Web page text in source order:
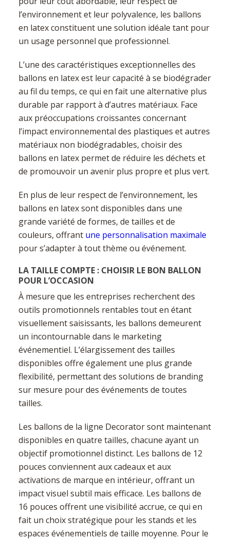
l’environnement et leur polyvalence, les ballons
en latex constituent une solution idéale tant pour
un usage personnel que professionnel.
L’une des caractéristiques exceptionnelles des
ballons en latex est leur capacité à se biodégrader
au fil du temps, ce qui en fait une alternative plus
durable par rapport à d’autres matériaux. Face
aux préoccupations croissantes concernant
l’impact environnemental des plastiques et autres
matériaux non biodégradables, choisir des
ballons en latex permet de réduire les déchets et
de promouvoir un avenir plus propre et plus vert.
En plus de leur respect de l’environnement, les
ballons en latex sont disponibles dans une
grande variété de formes, de tailles et de
couleurs, offrant une personnalisation maximale
pour s’adapter à tout thème ou événement.
LA TAILLE COMPTE : CHOISIR LE BON BALLON
POUR L’OCCASION
À mesure que les entreprises recherchent des
outils promotionnels rentables tout en étant
visuellement saisissants, les ballons demeurent
un incontournable dans le marketing
événementiel. L’élargissement des tailles
disponibles offre également une plus grande
flexibilité, permettant des solutions de branding
sur mesure pour des événements de toutes
tailles.
Les ballons de la ligne Decorator sont maintenant
disponibles en quatre tailles, chacune ayant un
objectif promotionnel distinct. Les ballons de 12
pouces conviennent aux cadeaux et aux
activations de marque en intérieur, offrant un
impact visuel subtil mais efficace. Les ballons de
16 pouces offrent une visibilité accrue, ce qui en
fait un choix stratégique pour les stands et les
espaces événementiels de taille moyenne. Pour le